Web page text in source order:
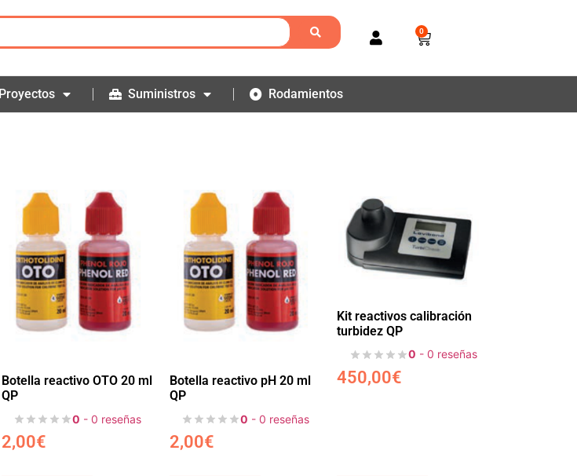
0
Proyectos Suministros Rodamientos
Botella reactivo OTO 20 ml
QP
0 - 0 reseñas
2,00€
Botella reactivo pH 20 ml
QP
0 - 0 reseñas
2,00€
Kit reactivos calibración
turbidez QP
0 - 0 reseñas
450,00€